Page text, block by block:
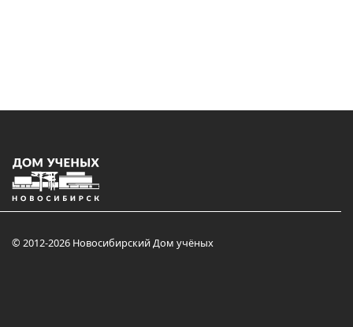
© 2012-2026 Новосибирский Дом учёных